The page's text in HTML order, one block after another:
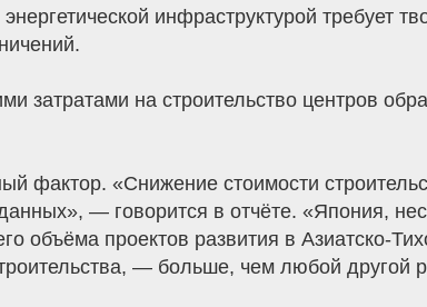
инфраструктурой требует
затратами на строительство центров
фактор. «Снижение стоимости
— говорится в отчёте. «Япония,
объёма проектов развития в Азиатско-
— больше, чем любой другой